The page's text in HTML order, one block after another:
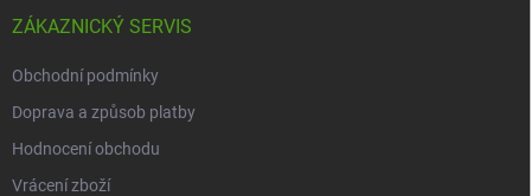
ZÁKAZNICKÝ SERVIS
Obchodní podmínky
Doprava a způsob platby
Hodnocení obchodu
Vrácení zboží